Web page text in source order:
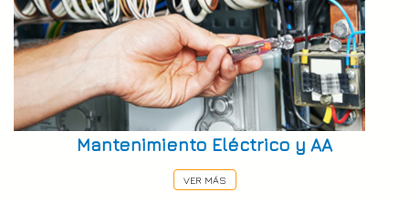
Mantenimiento Eléctrico y AA
VER MÁS